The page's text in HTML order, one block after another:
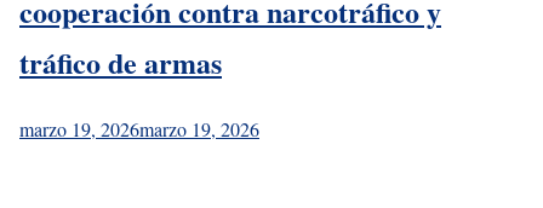
cooperación contra narcotráfico y
tráfico de armas
marzo 19, 2026marzo 19, 2026